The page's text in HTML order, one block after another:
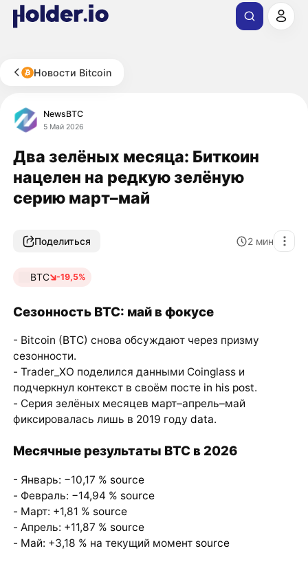
Новости Bitcoin
NewsBTC
5 Май 2026
Два зелёных месяца: Биткоин
нацелен на редкую зелёную
серию март–май
Поделиться 2 мин
BTC -19,5%
Сезонность BTC: май в фокусе
- Bitcoin (BTC) снова обсуждают через призму
сезонности.
- Trader_XO поделился данными Coinglass и
подчеркнул контекст в своём посте in his post.
- Серия зелёных месяцев март–апрель–май
фиксировалась лишь в 2019 году data.
Месячные результаты BTC в 2026
- Январь: −10,17 % source
- Февраль: −14,94 % source
- Март: +1,81 % source
- Апрель: +11,87 % source
- Май: +3,18 % на текущий момент source